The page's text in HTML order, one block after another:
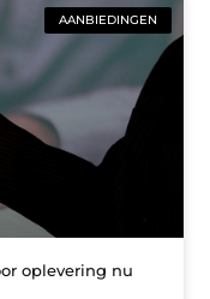
AANBIEDINGEN
oplevering nu